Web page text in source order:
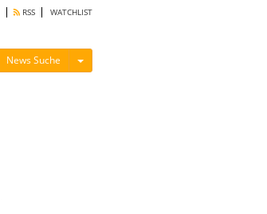
RSS WATCHLIST
News Suche Menü ein-/ausblenden